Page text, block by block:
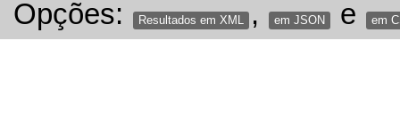
Opções: Resultados em XML , em JSON e em